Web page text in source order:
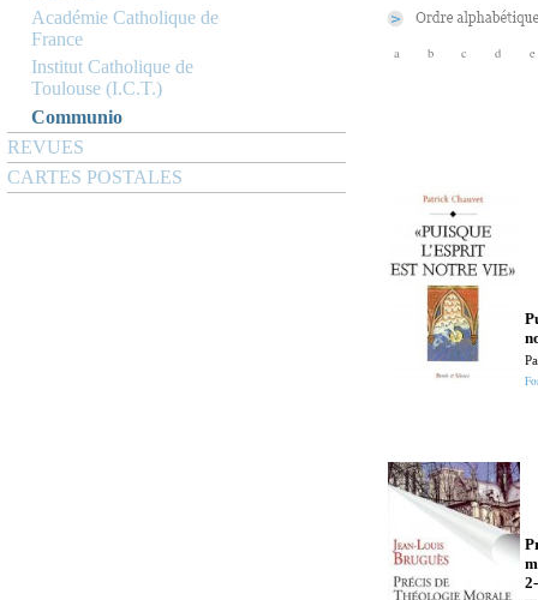
Académie Catholique de
France
Institut Catholique de
Toulouse (I.C.T.)
Communio
REVUES
CARTES POSTALES
a b c d e